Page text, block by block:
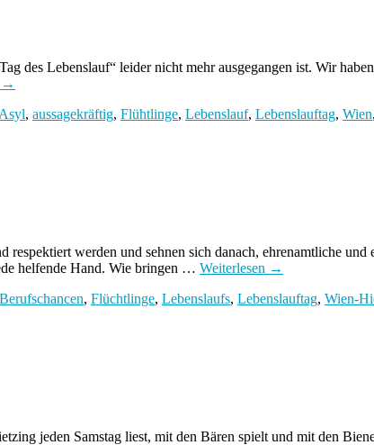
des Lebenslauf“ leider nicht mehr ausgegangen ist. Wir
→
Asyl, aussagekräftig, Flühtlinge, Lebenslauf, Lebenslauftag, Wien,
werden und sehnen sich danach, ehrenamtliche
helfende Hand. Wie bringen … Weiterlesen →
Berufschancen, Flüchtlinge, Lebenslaufs, Lebenslauftag, Wien-
jeden Samstag liest, mit den Bären spielt und mit den